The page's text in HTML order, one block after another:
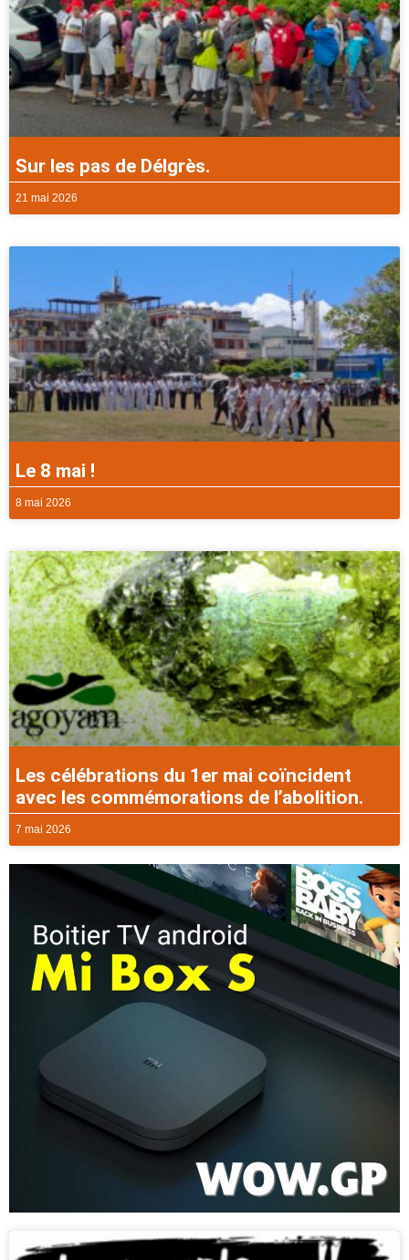
Sur les pas de Délgrès.
21 mai 2026
Le 8 mai !
8 mai 2026
Les célébrations du 1er mai coïncident
avec les commémorations de l’abolition.
7 mai 2026